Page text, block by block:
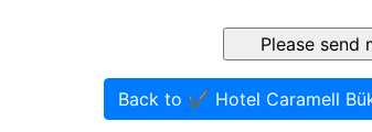
Back to ✔️ Hotel Caramell